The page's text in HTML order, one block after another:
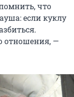
что
если куклу
отношения, —